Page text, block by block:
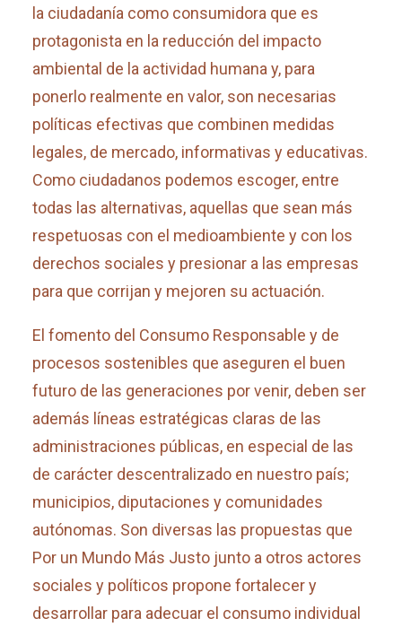
la ciudadanía como consumidora que es
protagonista en la reducción del impacto
ambiental de la actividad humana y, para
ponerlo realmente en valor, son necesarias
políticas efectivas que combinen medidas
legales, de mercado, informativas y educativas.
Como ciudadanos podemos escoger, entre
todas las alternativas, aquellas que sean más
respetuosas con el medioambiente y con los
derechos sociales y presionar a las empresas
para que corrijan y mejoren su actuación.
El fomento del Consumo Responsable y de
procesos sostenibles que aseguren el buen
futuro de las generaciones por venir, deben ser
además líneas estratégicas claras de las
administraciones públicas, en especial de las
de carácter descentralizado en nuestro país;
municipios, diputaciones y comunidades
autónomas. Son diversas las propuestas que
Por un Mundo Más Justo junto a otros actores
sociales y políticos propone fortalecer y
desarrollar para adecuar el consumo individual